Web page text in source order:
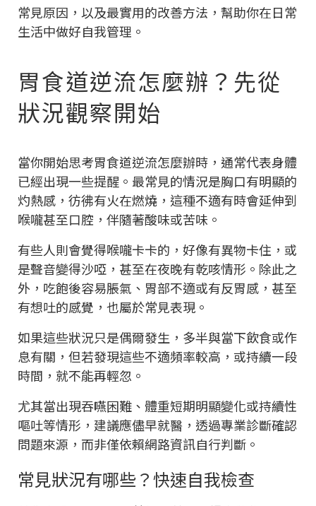
常見原因，以及最實用的改善方法，幫助你在日常
生活中做好自我管理。
胃食道逆流怎麼辦？先從
狀況觀察開始
當你開始思考胃食道逆流怎麼辦時，通常代表身體
已經出現一些提醒。最常見的情況是胸口有明顯的
灼熱感，彷彿有火在燃燒，這種不適有時會延伸到
喉嚨甚至口腔，伴隨著酸味或苦味。
有些人則會覺得喉嚨卡卡的，好像有異物卡住，或
是聲音變得沙啞，甚至在夜晚有乾咳情形。除此之
外，吃飽後容易脹氣、胃部不適或有反胃感，甚至
有想吐的感覺，也屬於常見表現。
如果這些狀況只是偶爾發生，多半與當下飲食或作
息有關，但若發現這些不適頻率較高，或持續一段
時間，就不能再輕忽。
尤其當出現吞嚥困難、體重短期明顯變化或持續性
嘔吐等情形，建議應儘早就醫，透過專業診斷確認
問題來源，而非僅依賴網路資訊自行判斷。
常見狀況有哪些？快速自我檢查